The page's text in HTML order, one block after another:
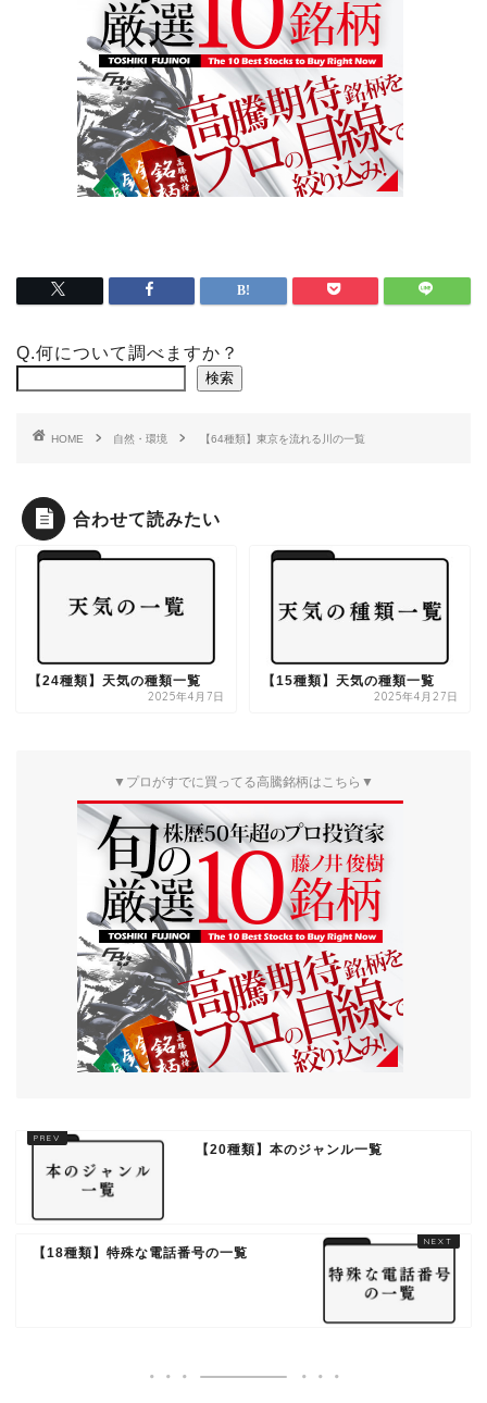
Q.何について調べますか？
検索
HOME 自然・環境 【64種類】東京を流れる川の一覧
合わせて読みたい
【24種類】天気の種類一覧
2025年4月7日
【15種類】天気の種類一覧
2025年4月27日
▼プロがすでに買ってる高騰銘柄はこちら▼
【20種類】本のジャンル一覧
【18種類】特殊な電話番号の一覧